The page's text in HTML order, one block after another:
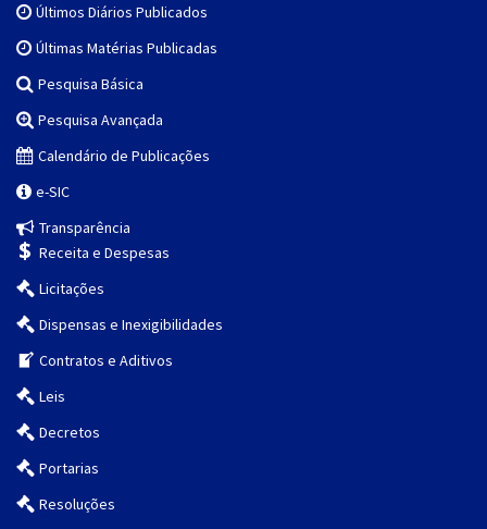
Últimos Diários Publicados
Últimas Matérias Publicadas
Pesquisa Básica
Pesquisa Avançada
Calendário de Publicações
e-SIC
Transparência
Receita e Despesas
Licitações
Dispensas e Inexigibilidades
Contratos e Aditivos
Leis
Decretos
Portarias
Resoluções